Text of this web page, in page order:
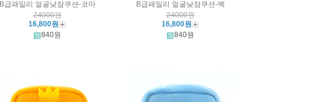
B급패밀리 얼굴낮잠쿠션-코마
24000원
16,800원
840원
B급패밀리 얼굴낮잠쿠션-벡
24000원
16,800원
840원